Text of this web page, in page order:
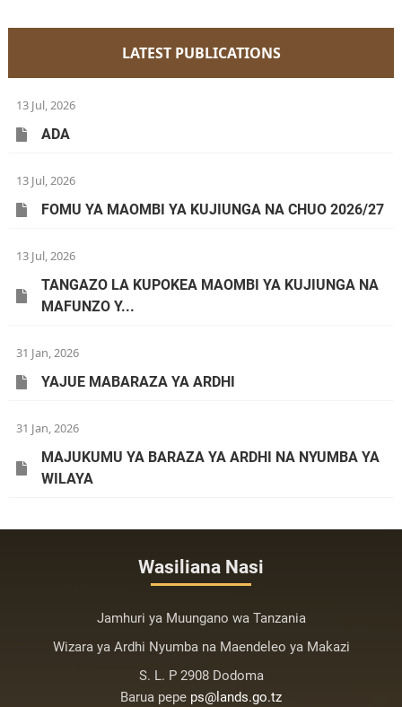
LATEST PUBLICATIONS
13 Jul, 2026
ADA
13 Jul, 2026
FOMU YA MAOMBI YA KUJIUNGA NA CHUO 2026/27
13 Jul, 2026
TANGAZO LA KUPOKEA MAOMBI YA KUJIUNGA NA
MAFUNZO Y...
31 Jan, 2026
YAJUE MABARAZA YA ARDHI
31 Jan, 2026
MAJUKUMU YA BARAZA YA ARDHI NA NYUMBA YA
WILAYA
Wasiliana Nasi
Jamhuri ya Muungano wa Tanzania
Wizara ya Ardhi Nyumba na Maendeleo ya Makazi
S. L. P 2908 Dodoma
Barua pepe ps@lands.go.tz